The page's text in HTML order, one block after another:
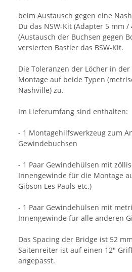
beim Austausch gegen eine
Du das NSW-Kit (Adapter 5 mm
(Austausch der Buchsen gegen
versierten Bastler das BSW-Kit.
Die Toleranzen der Löcher in
Montage auf beide Typen
Nashville) zu.
Im Lieferumfang sind enthalten:
- 1 Montagehilfswerkzeug zum
Gewindebuchsen
- 1 Paar Gewindehülsen mit
Innengewinde für die Montage
Gibson Les Pauls etc.)
- 1 Paar Gewindehülsen mit
Innengewinde für alle anderen
Das Spacing der Bridge ist 52
Saitenreiter ist auf einen 12"
angepasst.